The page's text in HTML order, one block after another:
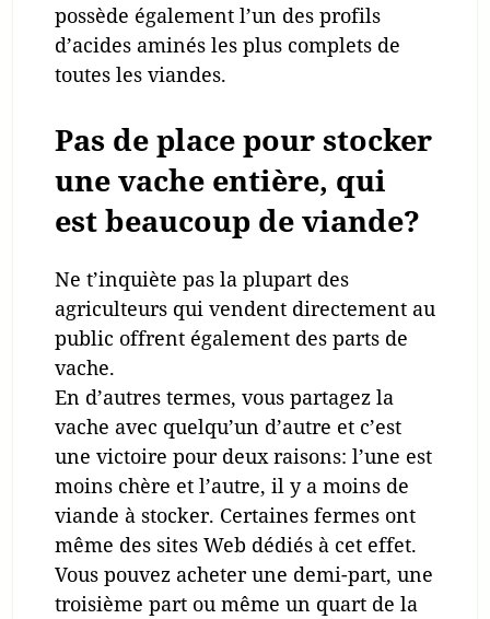
possède également l’un des profils
d’acides aminés les plus complets de
toutes les viandes.
Pas de place pour stocker
une vache entière, qui
est beaucoup de viande?
Ne t’inquiète pas la plupart des
agriculteurs qui vendent directement au
public offrent également des parts de
vache.
En d’autres termes, vous partagez la
vache avec quelqu’un d’autre et c’est
une victoire pour deux raisons: l’une est
moins chère et l’autre, il y a moins de
viande à stocker. Certaines fermes ont
même des sites Web dédiés à cet effet.
Vous pouvez acheter une demi-part, une
troisième part ou même un quart de la